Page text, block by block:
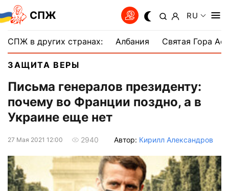
СПЖ RU
СПЖ в других странах: Албания Святая Гора
ЗАЩИТА ВЕРЫ
Письма генералов президенту:
почему во Франции поздно, а в
Украине еще нет
27 Мая 2021 12:00 2940 Автор: Кирилл Александров